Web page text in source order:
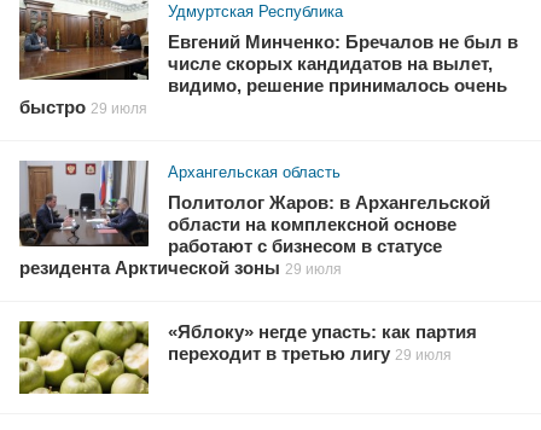
Удмуртская Республика
Евгений Минченко: Бречалов не был в
числе скорых кандидатов на вылет,
видимо, решение принималось очень
быстро 29 июля
Архангельская область
Политолог Жаров: в Архангельской
области на комплексной основе
работают с бизнесом в статусе
резидента Арктической зоны 29 июля
«Яблоку» негде упасть: как партия
переходит в третью лигу 29 июля